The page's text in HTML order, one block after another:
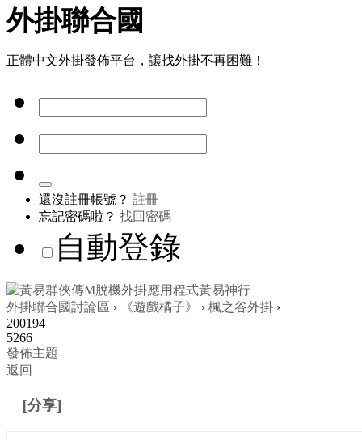
外掛聯合國
正體中文外掛發佈平台，讓找外掛不再困難！
還沒註冊帳號？ 註冊
忘記密碼啦？ 找回密碼
自動登錄
外掛聯合國討論區 › 《遊戲橘子》 › 楓之谷外掛 ›
200194
5266
發佈主題
返回
[分享]